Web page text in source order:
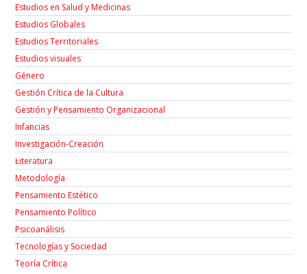
Estudios en Salud y Medicinas
Estudios Globales
Estudios Territoriales
Estudios visuales
Género
Gestión Crítica de la Cultura
Gestión y Pensamiento Organizacional
Infancias
Investigación-Creación
Łiteratura
Metodología
Pensamiento Estético
Pensamiento Político
Psicoanálisis
Tecnologías y Sociedad
Teoría Crítica